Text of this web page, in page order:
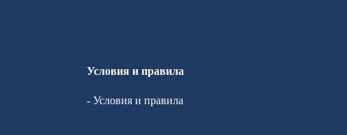
Условия и правила
- Условия и правила